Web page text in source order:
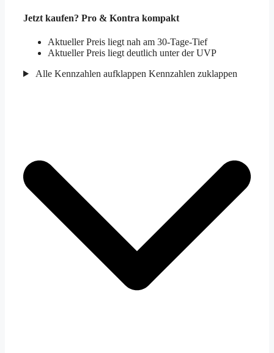
Jetzt kaufen? Pro & Kontra kompakt
Aktueller Preis liegt nah am 30-Tage-Tief
Aktueller Preis liegt deutlich unter der UVP
Alle Kennzahlen aufklappen Kennzahlen zuklappen